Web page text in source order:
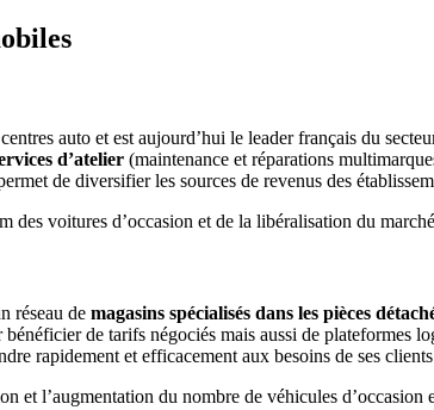
auto et est aujourd’hui le leader français du
d’atelier (maintenance et réparations
de diversifier les sources de revenus des
des voitures d’occasion et de la libéralisation du
réseau de magasins spécialisés dans les pièces
de tarifs négociés mais aussi de
rapidement et efficacement aux besoins de ses
et l’augmentation du nombre de véhicules